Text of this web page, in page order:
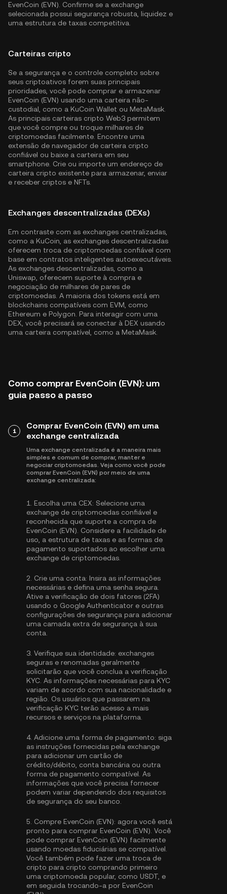
EvenCoin (EVN). Confirme se a exchange
selecionada possui segurança robusta, liquidez e
uma estrutura de taxas competitiva.
Carteiras cripto
Se a segurança e o controle completo sobre
seus criptoativos forem suas principais
prioridades, você pode comprar e armazenar
EvenCoin (EVN) usando uma carteira não-
custodial, como a KuCoin Wallet ou MetaMask.
As principais carteiras cripto Web3 permitem
que você compre ou troque milhares de
criptomoedas facilmente. Encontre uma
extensão de navegador de carteira cripto
confiável ou baixe a carteira em seu
smartphone. Crie ou importe um endereço de
carteira cripto existente para armazenar, enviar
e receber criptos e NFTs.
Exchanges descentralizadas (DEXs)
Em contraste com as exchanges centralizadas,
como a KuCoin, as exchanges descentralizadas
oferecem troca de criptomoedas confiável com
base em contratos inteligentes autoexecutáveis.
As exchanges descentralizadas, como a
Uniswap, oferecem suporte à compra e
negociação de milhares de pares de
criptomoedas. A maioria dos tokens está em
blockchains compatíveis com EVM, como
Ethereum e Polygon . Para interagir com uma
DEX, você precisará se conectar à DEX usando
uma carteira compatível, como a MetaMask.
Como comprar EvenCoin (EVN): um
guia passo a passo
1
Comprar EvenCoin (EVN) em uma
exchange centralizada
Uma exchange centralizada é a maneira mais
simples e comum de comprar, manter e
negociar criptomoedas. Veja como você pode
comprar EvenCoin (EVN) por meio de uma
exchange centralizada:
1. Escolha uma CEX: Selecione uma
exchange de criptomoedas confiável e
reconhecida que suporte a compra de
EvenCoin (EVN). Considere a facilidade de
uso, a estrutura de taxas e as formas de
pagamento suportados ao escolher uma
exchange de criptomoedas.
2. Crie uma conta: Insira as informações
necessárias e defina uma senha segura.
Ative a verificação de dois fatores (2FA)
usando o Google Authenticator e outras
configurações de segurança para adicionar
uma camada extra de segurança à sua
conta.
3. Verifique sua identidade: exchanges
seguras e renomadas geralmente
solicitarão que você conclua a verificação
KYC . As informações necessárias para KYC
variam de acordo com sua nacionalidade e
região. Os usuários que passarem na
verificação KYC terão acesso a mais
recursos e serviços na plataforma.
4. Adicione uma forma de pagamento: siga
as instruções fornecidas pela exchange
para adicionar um cartão de
crédito/débito, conta bancária ou outra
forma de pagamento compatível. As
informações que você precisa fornecer
podem variar dependendo dos requisitos
de segurança do seu banco.
5. Compre EvenCoin (EVN): agora você está
pronto para comprar EvenCoin (EVN). Você
pode comprar EvenCoin (EVN) facilmente
usando moedas fiduciárias se compatível.
Você também pode fazer uma troca de
cripto para cripto comprando primeiro
uma criptomoeda popular, como USDT , e
em seguida trocando-a por EvenCoin